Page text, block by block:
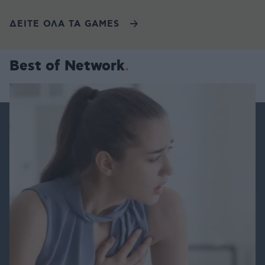
ΔΕΙΤΕ ΟΛΑ ΤΑ GAMES
Best of Network